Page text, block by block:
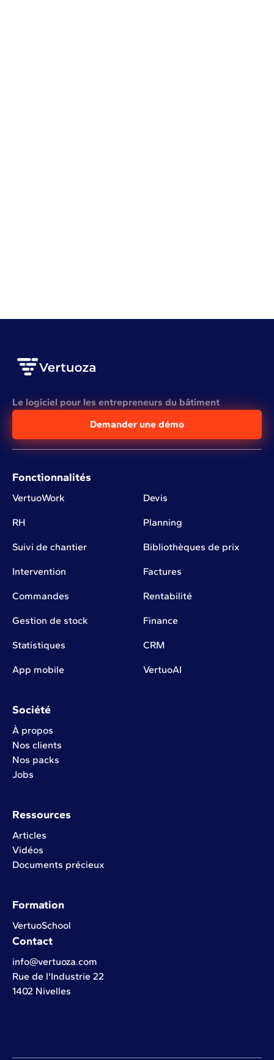
Le logiciel pour les entrepreneurs du bâtiment
Demander une démo
Fonctionnalités
VertuoWork Devis
RH Planning
Suivi de chantier Bibliothèques de prix
Intervention Factures
Commandes Rentabilité
Gestion de stock Finance
Statistiques CRM
App mobile VertuoAI
Société
À propos
Nos clients
Nos packs
Jobs
Ressources
Articles
Vidéos
Documents précieux
Formation
VertuoSchool
Contact
info@vertuoza.com
Rue de l'Industrie 22
1402 Nivelles